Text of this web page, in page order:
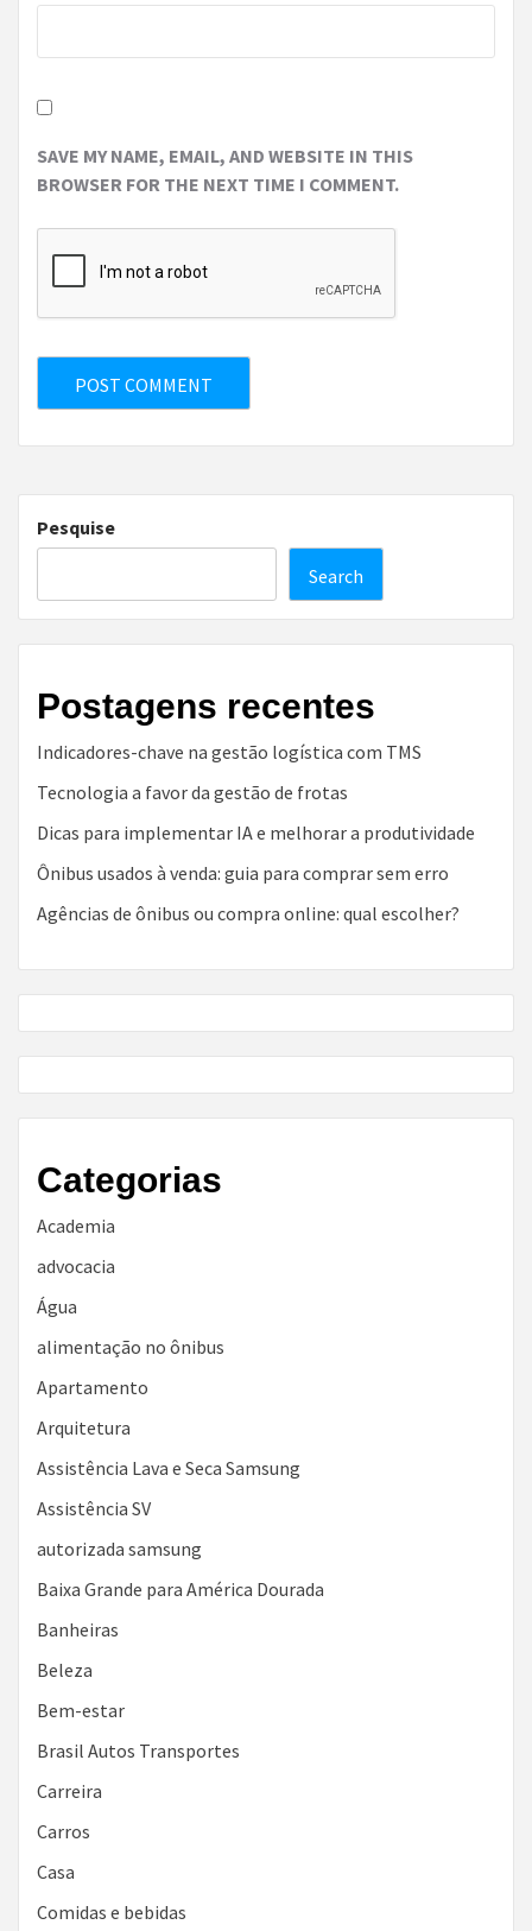
SAVE MY NAME, EMAIL, AND WEBSITE IN THIS
BROWSER FOR THE NEXT TIME I COMMENT.
Pesquise
Search
Postagens recentes
Indicadores-chave na gestão logística com TMS
Tecnologia a favor da gestão de frotas
Dicas para implementar IA e melhorar a produtividade
Ônibus usados à venda: guia para comprar sem erro
Agências de ônibus ou compra online: qual escolher?
Categorias
Academia
advocacia
Água
alimentação no ônibus
Apartamento
Arquitetura
Assistência Lava e Seca Samsung
Assistência SV
autorizada samsung
Baixa Grande para América Dourada
Banheiras
Beleza
Bem-estar
Brasil Autos Transportes
Carreira
Carros
Casa
Comidas e bebidas